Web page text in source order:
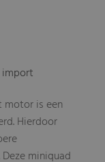
import
motor is een
Hierdoor
miniquad